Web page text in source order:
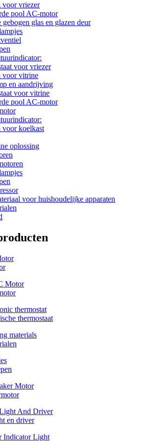
voor vriezer
pool AC-motor
gebogen glas en glazen deur
voor vriezer
voor vitrine
en aandrijving
voor vitrine
pool AC-motor
voor koelkast
oplossing
voor huishoudelijke apparaten
thermostaat
en driver